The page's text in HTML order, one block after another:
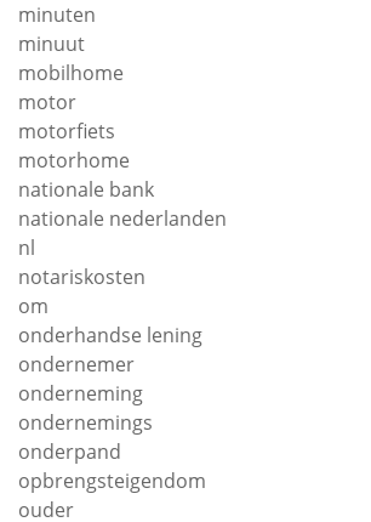
minuten
minuut
mobilhome
motor
motorfiets
motorhome
nationale bank
nationale nederlanden
nl
notariskosten
om
onderhandse lening
ondernemer
onderneming
ondernemings
onderpand
opbrengsteigendom
ouder